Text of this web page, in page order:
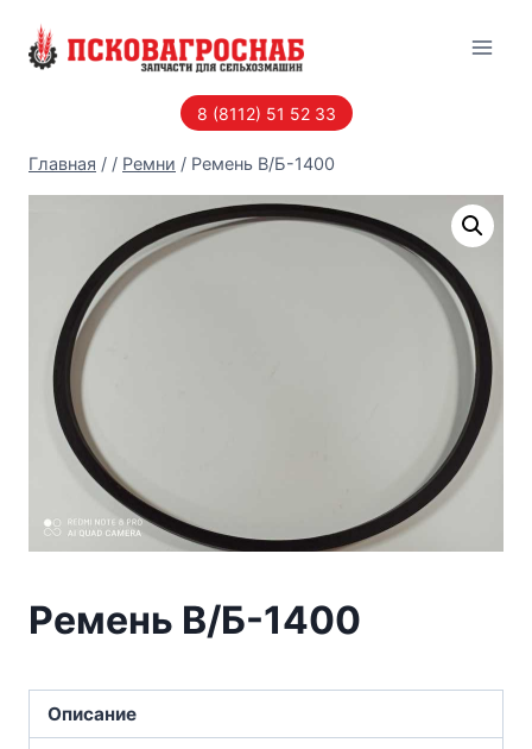
8 (8112) 51 52 33
Главная / / Ремни / Ремень В/Б-1400
Ремень В/Б-1400
Описание